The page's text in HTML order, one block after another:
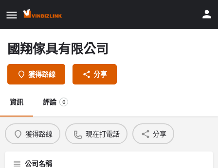
國翔傢具有限公司
獲得路線 分享
資訊 評論 0
獲得路線 現在打電話 分享
公司名稱